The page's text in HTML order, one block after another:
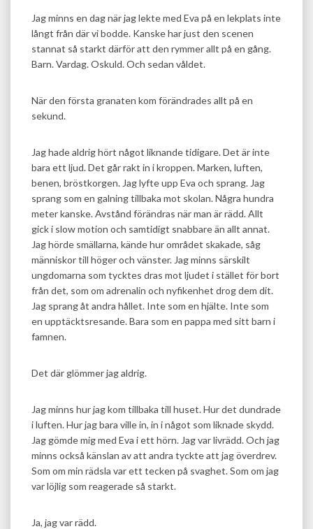
Jag minns en dag när jag lekte med Eva på en lekplats inte
långt från där vi bodde. Kanske har just den scenen
stannat så starkt därför att den rymmer allt på en gång.
Barn. Vardag. Oskuld. Och sedan våldet.
När den första granaten kom förändrades allt på en
sekund.
Jag hade aldrig hört något liknande tidigare. Det är inte
bara ett ljud. Det går rakt in i kroppen. Marken, luften,
benen, bröstkorgen. Jag lyfte upp Eva och sprang. Jag
sprang som en galning tillbaka mot skolan. Några hundra
meter kanske. Avstånd förändras när man är rädd. Allt
gick i slow motion och samtidigt snabbare än allt annat.
Jag hörde smällarna, kände hur området skakade, såg
människor till höger och vänster. Jag minns särskilt
ungdomarna som tycktes dras mot ljudet i stället för bort
från det, som om adrenalin och nyfikenhet drog dem dit.
Jag sprang åt andra hållet. Inte som en hjälte. Inte som
en upptäcktsresande. Bara som en pappa med sitt barn i
famnen.
Det där glömmer jag aldrig.
Jag minns hur jag kom tillbaka till huset. Hur det dundrade
i luften. Hur jag bara ville in, in i något som liknade skydd.
Jag gömde mig med Eva i ett hörn. Jag var livrädd. Och jag
minns också känslan av att andra tyckte att jag överdrev.
Som om min rädsla var ett tecken på svaghet. Som om jag
var löjlig som reagerade så starkt.
Ja, jag var rädd.